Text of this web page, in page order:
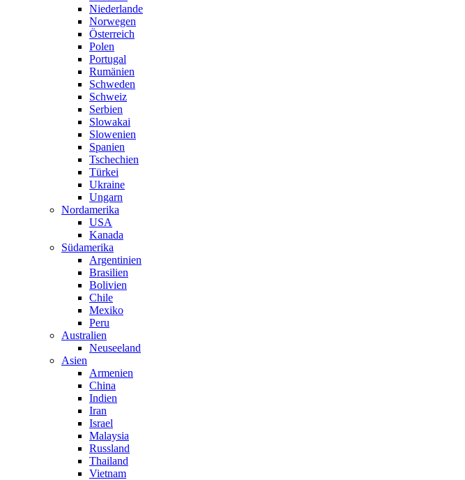
Niederlande
Norwegen
Österreich
Polen
Portugal
Rumänien
Schweden
Schweiz
Serbien
Slowakai
Slowenien
Spanien
Tschechien
Türkei
Ukraine
Ungarn
Nordamerika
USA
Kanada
Südamerika
Argentinien
Brasilien
Bolivien
Chile
Mexiko
Peru
Australien
Neuseeland
Asien
Armenien
China
Indien
Iran
Israel
Malaysia
Russland
Thailand
Vietnam